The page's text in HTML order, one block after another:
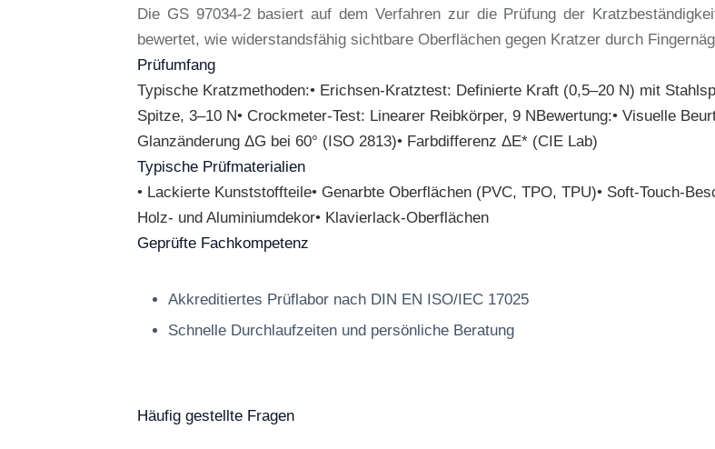
Die GS 97034-2 basiert auf dem Verfahren zur die Prüfung der
bewertet, wie widerstandsfähig sichtbare Oberflächen gegen Kratzer durch
Prüfumfang
Typische Kratzmethoden:• Erichsen-Kratztest: Definierte Kraft (0,5–20 N) mit
Spitze, 3–10 N• Crockmeter-Test: Linearer Reibkörper, 9 NBewertung:• Visuelle
Glanzänderung ΔG bei 60° (ISO 2813)• Farbdifferenz ΔE* (CIE Lab)
Typische Prüfmaterialien
• Lackierte Kunststoffteile• Genarbte Oberflächen (PVC, TPO, TPU)• Soft-Touch-
Holz- und Aluminiumdekor• Klavierlack-Oberflächen
Geprüfte Fachkompetenz
Akkreditiertes Prüflabor nach DIN EN ISO/IEC 17025
Schnelle Durchlaufzeiten und persönliche Beratung
Häufig gestellte Fragen